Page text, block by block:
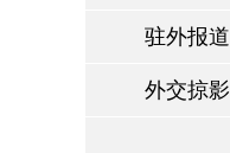
驻外报道
外交掠影